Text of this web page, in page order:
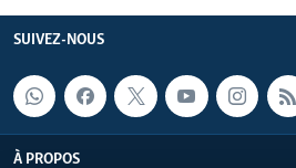
SUIVEZ-NOUS
À PROPOS